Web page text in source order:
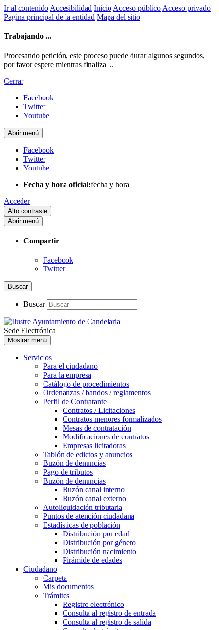
Ir al contenido Accesibilidad Inicio Acceso público Acceso privado
Pagina principal de la entidad Mapa del sitio
Trabajando ...
Procesando petición, este proceso puede durar algunos segundos,
por favor espere mientras finaliza ...
Cerrar
Facebook
Twitter
Youtube
Abrir menú
Facebook
Twitter
Youtube
Fecha y hora oficial:fecha y hora
Acceder
Alto contraste
Abrir menú
Compartir
Facebook
Twitter
Buscar
Buscar
Sede Electrónica
Mostrar menú
Servicios
Para el ciudadano
Para la empresa
Catálogo de procedimientos
Ordenanzas / bandos / reglamentos
Perfil de Contratante
Contratos / Licitaciones
Contratos menores formalizados
Mesas de contratación
Modificaciones de contratos
Empresas licitadoras
Tablón de edictos y anuncios
Buzón de denuncias
Pago de tributos
Buzón de denuncias
Buzón canal interno
Buzón canal externo
Autoliquidación tributaria
Puntos de atención ciudadana
Estadísticas de población
Distribución por edad
Distribución por género
Distribución nacimiento
Pirámide de edades
Ciudadano
Carpeta
Mis documentos
Trámites
Registro electrónico
Consulta al registro de entrada
Consulta al registro de salida